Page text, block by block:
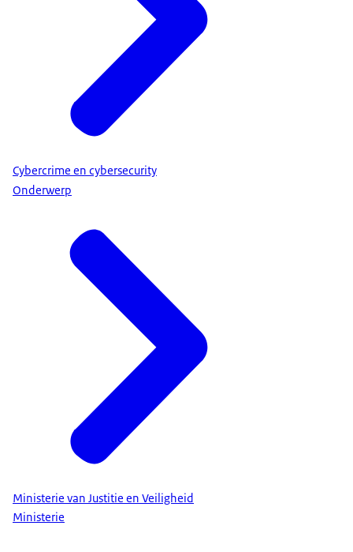
Cybercrime en cybersecurity
Onderwerp
Ministerie van Justitie en Veiligheid
Ministerie